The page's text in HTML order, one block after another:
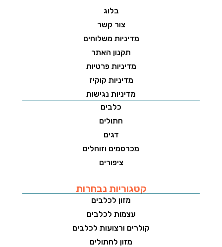
בלוג
צור קשר
מדיניות משלוחים
תקנון האתר
מדיניות פרטיות
מדיניות קוקיז
מדיניות נגישות
כלבים
חתולים
דגים
מכרסמים וזוחלים
ציפורים
קטגוריות נבחרות
מזון לכלבים
עצמות לכלבים
קולרים ורצועות לכלבים
מזון לחתולים